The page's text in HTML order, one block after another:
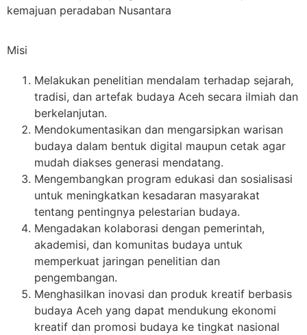
kemajuan peradaban Nusantara
Misi
Melakukan penelitian mendalam terhadap sejarah,
tradisi, dan artefak budaya Aceh secara ilmiah dan
berkelanjutan.
Mendokumentasikan dan mengarsipkan warisan
budaya dalam bentuk digital maupun cetak agar
mudah diakses generasi mendatang.
Mengembangkan program edukasi dan sosialisasi
untuk meningkatkan kesadaran masyarakat
tentang pentingnya pelestarian budaya.
Mengadakan kolaborasi dengan pemerintah,
akademisi, dan komunitas budaya untuk
memperkuat jaringan penelitian dan
pengembangan.
Menghasilkan inovasi dan produk kreatif berbasis
budaya Aceh yang dapat mendukung ekonomi
kreatif dan promosi budaya ke tingkat nasional